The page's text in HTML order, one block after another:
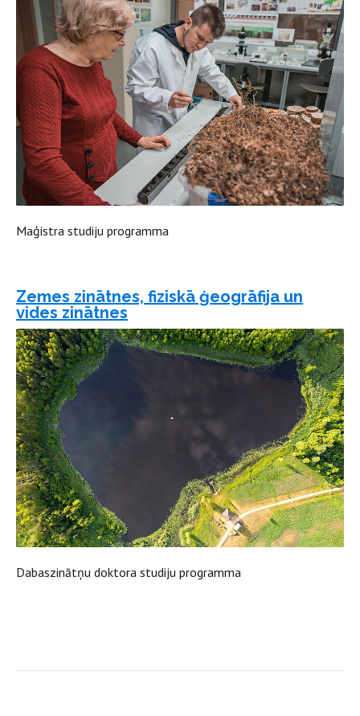
Maģistra studiju programma
Zemes zinātnes, fiziskā ģeogrāfija un
vides zinātnes
Dabaszinātņu doktora studiju programma